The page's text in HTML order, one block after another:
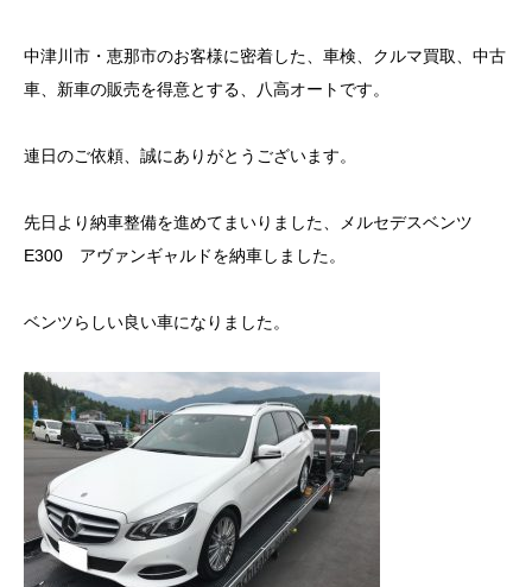
中津川市・恵那市のお客様に密着した、車検、クルマ買取、中古
車、新車の販売を得意とする、八高オートです。
連日のご依頼、誠にありがとうございます。
先日より納車整備を進めてまいりました、メルセデスベンツ
E300 アヴァンギャルドを納車しました。
ベンツらしい良い車になりました。